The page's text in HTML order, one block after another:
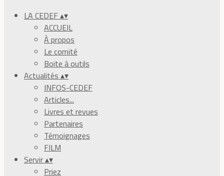
LA CEDEF▴▾
ACCUEIL
À propos
Le comité
Boite à outils
Actualités ▴▾
INFOS-CEDEF
Articles...
Livres et revues
Partenaires
Témoignages
FILM
Servir▴▾
Priez